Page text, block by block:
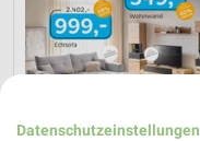
Datenschutzeinstellungen